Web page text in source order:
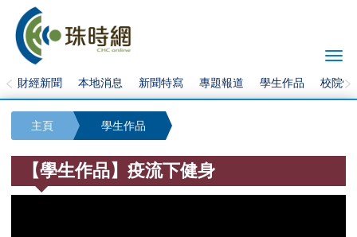
財經新聞 本地消息 新聞特寫 專題報道 學生作品 校院快
主頁 學生作品
【學生作品】疫流下健身